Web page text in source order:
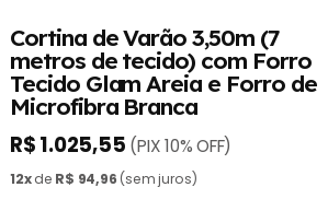
Cortina de Varão 3,50m (7
metros de tecido) com Forro
Tecido Glam Areia e Forro de
Microfibra Branca
R$ 1.025,55 (PIX 10% OFF)
12xde R$ 94,96 (sem juros)